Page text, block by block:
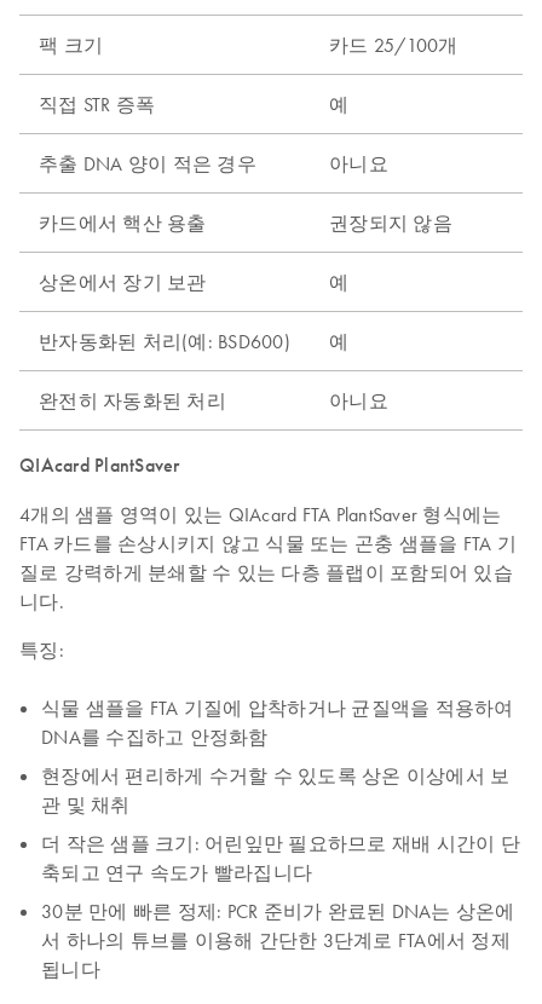
팩 크기 카드 25/100개
직접 STR 증폭 예
추출 DNA 양이 적은 경우 아니요
카드에서 핵산 용출 권장되지 않음
상온에서 장기 보관 예
반자동화된 처리(예: BSD600) 예
완전히 자동화된 처리 아니요
QIAcard PlantSaver
4개의 샘플 영역이 있는 QIAcard FTA PlantSaver 형식에는
FTA 카드를 손상시키지 않고 식물 또는 곤충 샘플을 FTA 기
질로 강력하게 분쇄할 수 있는 다층 플랩이 포함되어 있습
니다.
특징:
식물 샘플을 FTA 기질에 압착하거나 균질액을 적용하여
DNA를 수집하고 안정화함
현장에서 편리하게 수거할 수 있도록 상온 이상에서 보
관 및 채취
더 작은 샘플 크기: 어린잎만 필요하므로 재배 시간이 단
축되고 연구 속도가 빨라집니다
30분 만에 빠른 정제: PCR 준비가 완료된 DNA는 상온에
서 하나의 튜브를 이용해 간단한 3단계로 FTA에서 정제
됩니다